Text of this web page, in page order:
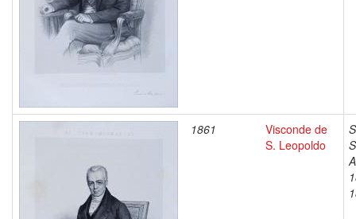
1861
Visconde de
S. Leopoldo